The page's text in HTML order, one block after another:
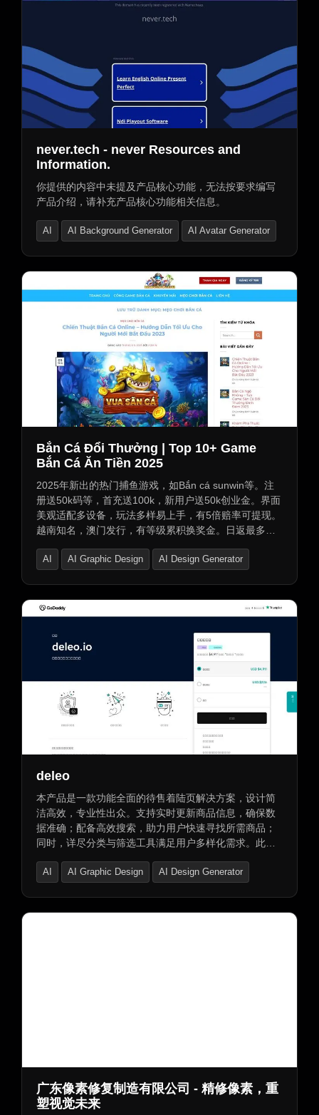
never.tech - never Resources and
Information.
你提供的内容中未提及产品核心功能，无法按要求编写
产品介绍，请补充产品核心功能相关信息。
AI AI Background Generator AI Avatar Generator
Bắn Cá Đổi Thưởng | Top 10+ Game
Bắn Cá Ăn Tiền 2025
2025年新出的热门捕鱼游戏，如Bắn cá sunwin等。注
册送50k码等，首充送100k，新用户送50k创业金。界面
美观适配多设备，玩法多样易上手，有5倍赔率可提现。
越南知名，澳门发行，有等级累积换奖金。日返最多
鱼技巧等，还有免费游戏及换奖功能。
AI AI Graphic Design AI Design Generator
deleo
本产品是一款功能全面的待售着陆页解决方案，设计简
洁高效，专业性出众。支持实时更新商品信息，确保数
据准确；配备高效搜索，助力用户快速寻找所需商品；
同时，详尽分类与筛选工具满足用户多样化需求。此
策。整体设计简洁易用，让您轻松实现商品管理与推
AI AI Graphic Design AI Design Generator
广东像素修复制造有限公司 - 精修像素，重
塑视觉未来